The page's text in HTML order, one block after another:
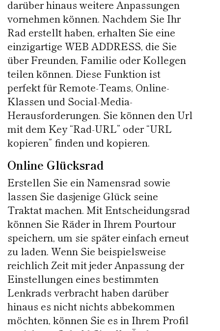
darüber hinaus weitere Anpassungen
vornehmen können. Nachdem Sie Ihr
Rad erstellt haben, erhalten Sie eine
einzigartige WEB ADDRESS, die Sie
über Freunden, Familie oder Kollegen
teilen können. Diese Funktion ist
perfekt für Remote-Teams, Online-
Klassen und Social-Media-
Herausforderungen. Sie können den Url
mit dem Key “Rad-URL” oder “URL
kopieren” finden und kopieren.
Online Glücksrad
Erstellen Sie ein Namensrad sowie
lassen Sie dasjenige Glück seine
Traktat machen. Mit Entscheidungsrad
können Sie Räder in Ihrem Pourtour
speichern, um sie später einfach erneut
zu laden. Wenn Sie beispielsweise
reichlich Zeit mit jeder Anpassung der
Einstellungen eines bestimmten
Lenkrads verbracht haben darüber
hinaus es nicht nichts abbekommen
möchten, können Sie es in Ihrem Profil